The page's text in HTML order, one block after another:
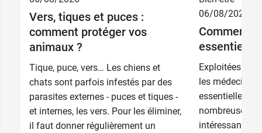
Vers, tiques et puces :
comment protéger vos
animaux ?
Tique, puce, vers… Les chiens et
chats sont parfois infestés par des
parasites externes - puces et tiques -
et internes, les vers. Pour les éliminer,
il faut donner régulièrement un
06/08/2026
Comment
Exploitées
les médecines
essentielles
nombreuses
intéressantes,